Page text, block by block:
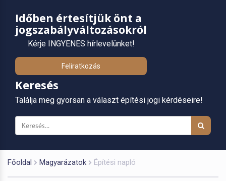
Időben értesítjük önt a
jogszabályváltozásokról
Kérje INGYENES hírlevelünket!
Feliratkozás
Keresés
Találja meg gyorsan a választ építési jogi kérdéseire!
Főoldal Magyarázatok Építési napló